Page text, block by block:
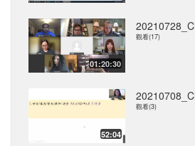
01:20:30
觀看(17)
52:04
觀看(3)